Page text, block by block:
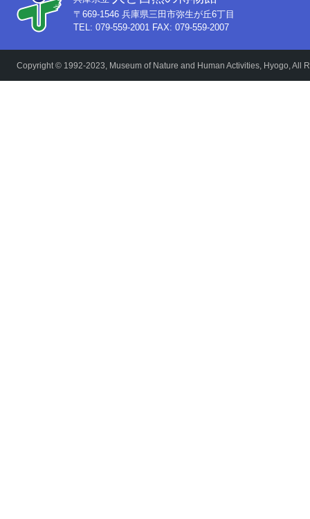
〒669-1546 兵庫県三田市弥生が丘6丁目
TEL: 079-559-2001 FAX: 079-559-2007
Copyright © 1992-2023, Museum of Nature and Human Activities, Hyogo, All